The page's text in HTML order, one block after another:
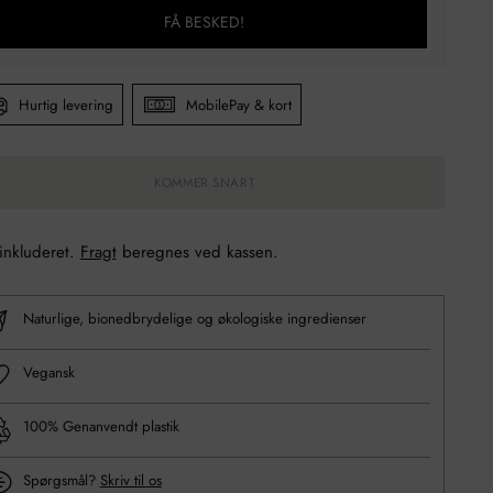
FÅ BESKED!
Hurtig levering MobilePay & kort
KOMMER SNART
Fragtberegnes ved kassen.
Naturlige, bionedbrydelige og økologiske ingredienser
Vegansk
100% Genanvendt plastik
Spørgsmål? Skriv til os